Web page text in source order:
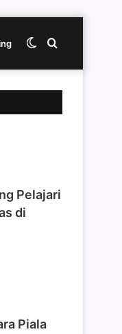
Cari
Switch
Pelajari
di
Piala